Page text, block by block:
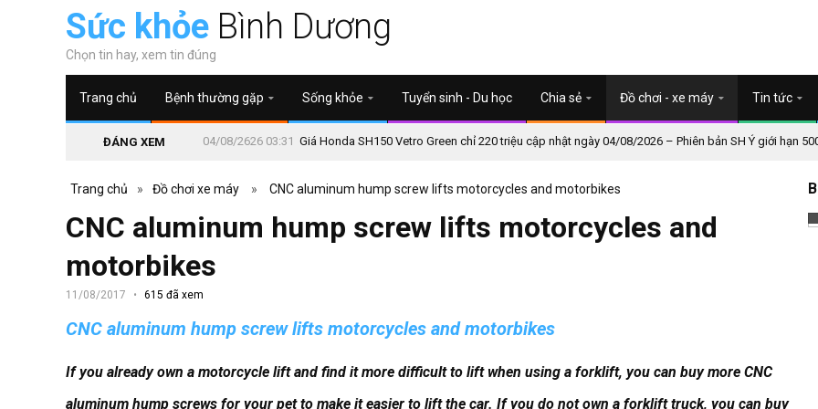
Sức khỏe Bình Dương
Chọn tin hay, xem tin đúng
Trang chủ Bệnh thường gặp Sống khỏe Tuyển sinh - Du học Chia sẻ Đồ chơi - xe máy Tin tức
ĐÁNG XEM 04/08/2626 03:31 Giá Honda SH150 Vetro Green chỉ 220 triệu cập nhật ngày 04/08/2026 – Phiên bản SH Ý giới hạn
Trang chủ » Đồ chơi xe máy » CNC aluminum hump screw lifts motorcycles and motorbikes
CNC aluminum hump screw lifts motorcycles and
motorbikes
11/08/2017 615 đã xem
CNC aluminum hump screw lifts motorcycles and motorbikes
If you already own a motorcycle lift and find it more difficult to lift when using a forklift, you can buy more CNC
aluminum hump screws for your pet to make it easier to lift the car. If you do not own a forklift truck, you can buy